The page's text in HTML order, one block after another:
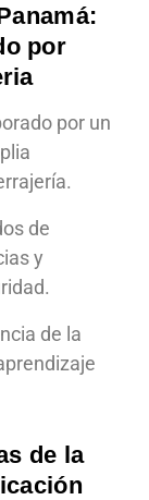
por
por un
de
y
de la
de la